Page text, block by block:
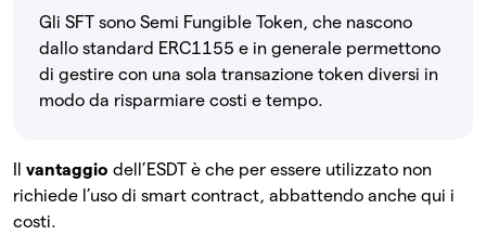
Gli SFT sono Semi Fungible Token, che nascono
dallo standard ERC1155 e in generale permettono
di gestire con una sola transazione token diversi in
modo da risparmiare costi e tempo.
vantaggio dell’ESDT è che per essere utilizzato non
richiede l’uso di smart contract, abbattendo anche qui i
costi.